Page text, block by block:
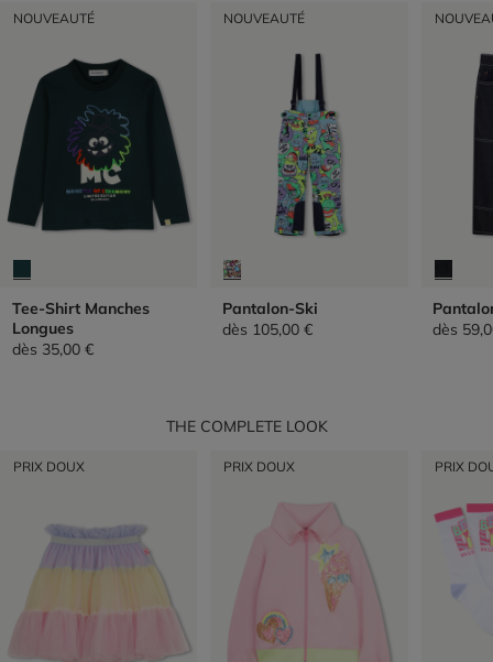
NOUVEAUTÉ
Tee-Shirt Manches
Longues
dès 35,00 €
NOUVEAUTÉ
Pantalon-Ski
dès 105,00 €
dès
THE COMPLETE LOOK
PRIX DOUX PRIX DOUX PRIX